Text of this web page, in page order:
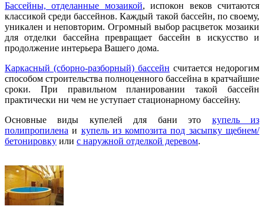
Бассейны, отделанные мозаикой, испокон веков считаются
классикой среди бассейнов. Каждый такой бассейн, по своему,
уникален и неповторим. Огромный выбор расцветок мозаики
для отделки бассейна превращает бассейн в искусство и
продолжение интерьера Вашего дома.
Каркасный (сборно-разборный) бассейн считается недорогим
способом строительства полноценного бассейна в кратчайшие
сроки. При правильном планировании такой бассейн
практически ни чем не уступает стационарному бассейну.
Основные виды купелей для бани это купель из
полипропилена и купель из композита под засыпку щебнем/
бетонировку или с наружной отделкой деревом.